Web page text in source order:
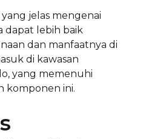
jelas mengenai
dapat lebih baik
dan manfaatnya di
di kawasan
yang memenuhi
komponen ini.